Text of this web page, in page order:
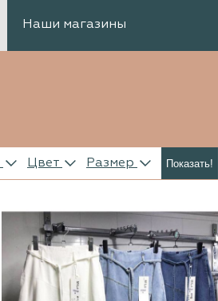
Наши магазины
Цвет Размер Показать!